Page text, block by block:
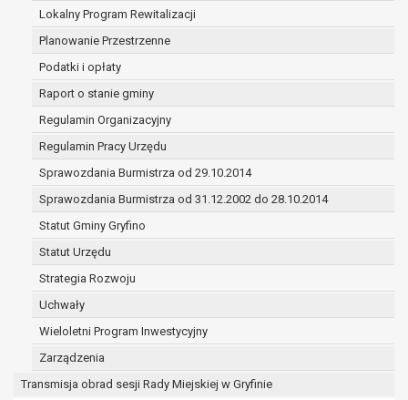
Lokalny Program Rewitalizacji
Planowanie Przestrzenne
Podatki i opłaty
Raport o stanie gminy
Regulamin Organizacyjny
Regulamin Pracy Urzędu
Sprawozdania Burmistrza od 29.10.2014
Sprawozdania Burmistrza od 31.12.2002 do 28.10.2014
Statut Gminy Gryfino
Statut Urzędu
Strategia Rozwoju
Uchwały
Wieloletni Program Inwestycyjny
Zarządzenia
Transmisja obrad sesji Rady Miejskiej w Gryfinie
(merytorycznych), a także obowiązków i
zadań zleconych przez instytucje
nadrzędne wobec Gminy;
zawarcia i realizacji umów;
ochrony żywotnych interesów osoby, której
dane dotyczą, lub innej osoby fizycznej;
wykonania zadania realizowanego w
interesie publicznym lub w ramach
sprawowania władzy publicznej
powierzonej administratorowi;
w pozostałych przypadkach dane osobowe
przetwarzane są wyłącznie na podstawie
wcześniej udzielonej zgody w zakresie i celu
określonym w treści zgody.
W związku z przetwarzaniem danych w celu
wskazanym w pkt. 3, dane osobowe mogą być
udostępniane innym upoważnionym odbiorcom lub
kategoriom odbiorców danych osobowych.
Odbiorcami mogą być:
podmioty, które przetwarzają dane